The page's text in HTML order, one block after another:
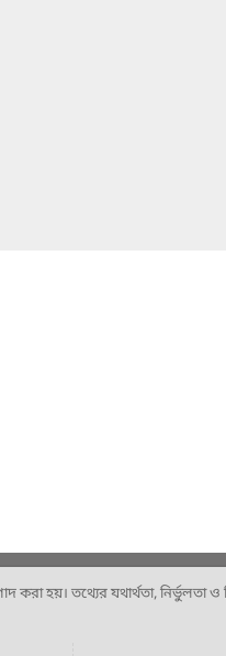
হয়। তথ্যের যথার্থতা, নির্ভুলতা ও